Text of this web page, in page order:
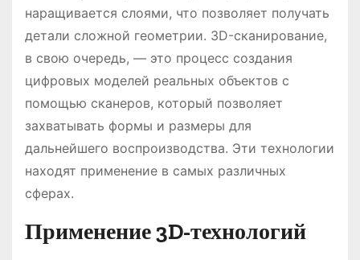
наращивается слоями, что позволяет получать
детали сложной геометрии. 3D-сканирование,
в свою очередь, — это процесс создания
цифровых моделей реальных объектов с
помощью сканеров, который позволяет
захватывать формы и размеры для
дальнейшего воспроизводства. Эти технологии
находят применение в самых различных
сферах.
Применение 3D-технологий